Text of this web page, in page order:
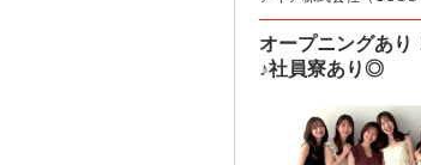
オープニングあり
♪社員寮あり◎